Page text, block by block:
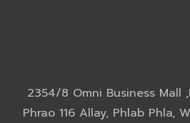
2354/8 Omni Business Mall
Phrao 116 Allay, Phlab Phla,